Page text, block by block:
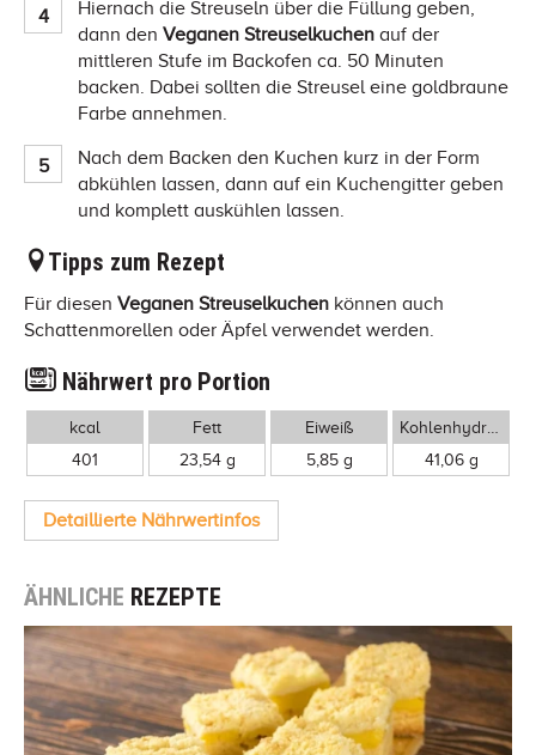
Hiernach die Streuseln über die Füllung geben,
dann den Veganen Streuselkuchen auf der
mittleren Stufe im Backofen ca. 50 Minuten
backen. Dabei sollten die Streusel eine goldbraune
Farbe annehmen.
Nach dem Backen den Kuchen kurz in der Form
abkühlen lassen, dann auf ein Kuchengitter geben
und komplett auskühlen lassen.
Tipps zum Rezept
Für diesen Veganen Streuselkuchen können auch
Schattenmorellen oder Äpfel verwendet werden.
Nährwert pro Portion
kcal
401
Fett
23,54 g
Eiweiß
5,85 g
41,06 g
Detaillierte Nährwertinfos
ÄHNLICHE REZEPTE